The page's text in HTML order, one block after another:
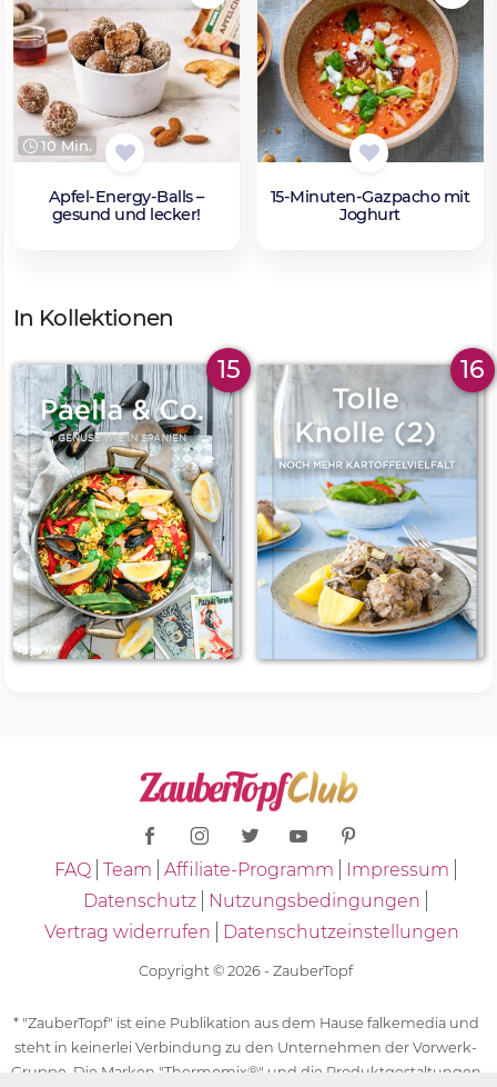
10 Min.
Apfel-Energy-Balls –
gesund und lecker!
15-Minuten-Gazpacho mit
Joghurt
In Kollektionen
15 16
FAQ Team Affiliate-Programm
Impressum
Datenschutz
Nutzungsbedingungen
Vertrag widerrufen
Datenschutzeinstellungen
Copyright © 2026 - ZauberTopf
* "ZauberTopf" ist eine Publikation aus dem Hause falkemedia und
steht in keinerlei Verbindung zu den Unternehmen der Vorwerk-
Gruppe. Die Marken "Thermomix®" und die Produktgestaltungen